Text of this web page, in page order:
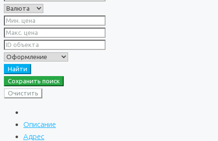
Найти
Сохранить поиск
Очистить
Описание
Адрес